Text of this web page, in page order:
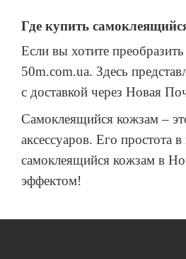
Где купить
Если вы хотите
50m.com.ua. Здесь
с доставкой через Новая
Самоклеящийся кожзам –
аксессуаров. Его простота
самоклеящийся кожзам в
эффектом!